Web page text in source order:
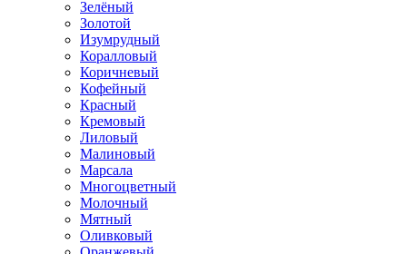
Зелёный
Золотой
Изумрудный
Коралловый
Коричневый
Кофейный
Красный
Кремовый
Лиловый
Малиновый
Марсала
Многоцветный
Молочный
Мятный
Оливковый